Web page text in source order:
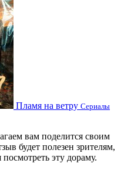
Пламя на ветру Сериалы
вам поделится своим
будет полезен зрителям,
эту дораму.